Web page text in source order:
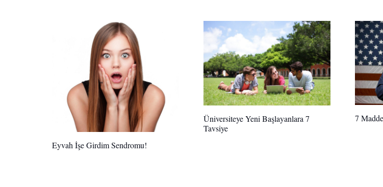
Eyvah İşe Girdim Sendromu!
Üniversiteye Yeni Başlayanlara 7
Tavsiye
7